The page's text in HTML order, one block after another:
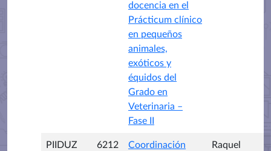
docencia en el
Prácticum clínico
en pequeños
animales,
exóticos y
équidos del
Grado en
Veterinaria –
Fase II
PIIDUZ 6212
Coordinación
Raquel